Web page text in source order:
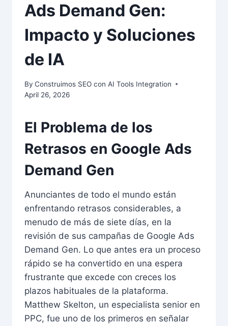
Ads Demand Gen:
Impacto y Soluciones
de IA
By Construimos SEO con AI Tools Integration
April 26, 2026
El Problema de los
Retrasos en Google Ads
Demand Gen
Anunciantes de todo el mundo están
enfrentando retrasos considerables, a
menudo de más de siete días, en la
revisión de sus campañas de Google Ads
Demand Gen. Lo que antes era un proceso
rápido se ha convertido en una espera
frustrante que excede con creces los
plazos habituales de la plataforma.
Matthew Skelton, un especialista senior en
PPC, fue uno de los primeros en señalar